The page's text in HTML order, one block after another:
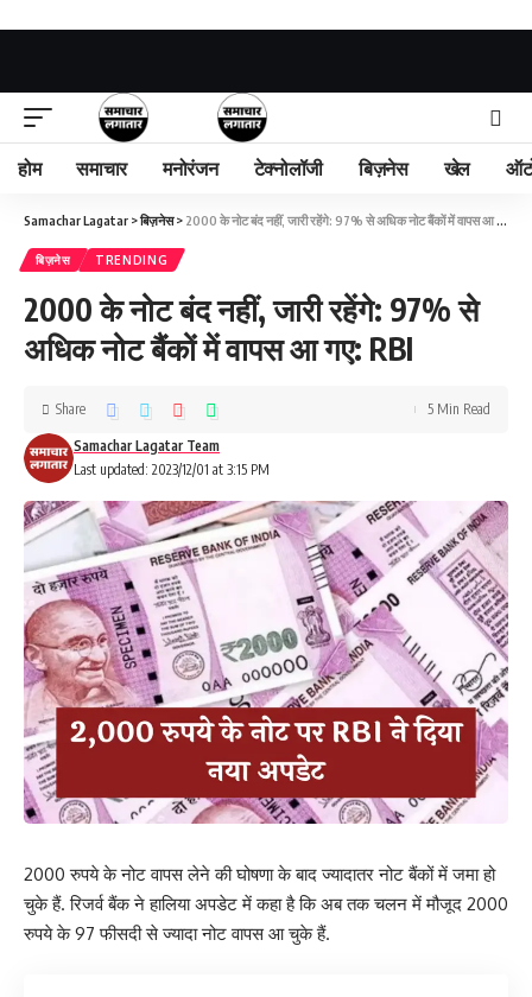
होम समाचार मनोरंजन टेक्नोलॉजी बिज़नेस खेल
Samachar Lagatar >बिज़नेस> 2000 के नोट बंद नहीं, जारी रहेंगे: 97% से अधिक नोट बैंकों में वापस आ गए: RBI
बिज़नेस TRENDING
2000 के नोट बंद नहीं, जारी रहेंगे: 97% से
अधिक नोट बैंकों में वापस आ गए: RBI
Last updated: 2023/12/01 at 3:15 PM
Samachar Lagatar Team
Share 5 Min Read
2000 रुपये के नोट वापस लेने की घोषणा के बाद ज्यादातर नोट बैंकों में जमा हो
चुके हैं. रिजर्व बैंक ने हालिया अपडेट में कहा है कि अब तक चलन में मौजूद 2000
रुपये के 97 फीसदी से ज्यादा नोट वापस आ चुके हैं.